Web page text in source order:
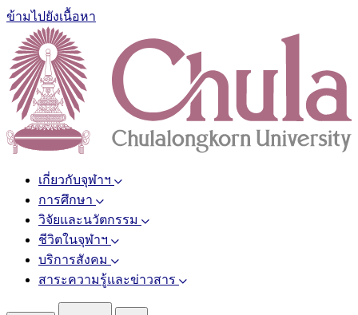
ข้ามไปยังเนื้อหา
เกี่ยวกับจุฬาฯ
การศึกษา
วิจัยและนวัตกรรม
ชีวิตในจุฬาฯ
บริการสังคม
สาระความรู้และข่าวสาร